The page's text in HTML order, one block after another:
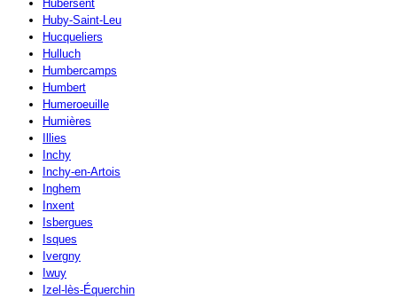
Hubersent
Huby-Saint-Leu
Hucqueliers
Hulluch
Humbercamps
Humbert
Humeroeuille
Humières
Illies
Inchy
Inchy-en-Artois
Inghem
Inxent
Isbergues
Isques
Ivergny
Iwuy
Izel-lès-Équerchin